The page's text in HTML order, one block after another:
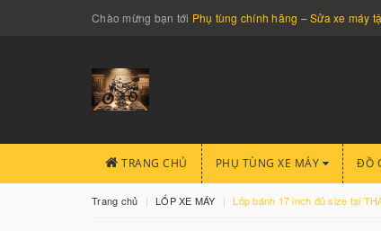
Chào mừng bạn tới Phụ tùng chính hãng – Sửa xe
TRANG CHỦ PHỤ TÙNG XE MÁY ĐỒ
Trang chủ LỐP XE MÁY Lốp bánh 17 inch đủ size tại